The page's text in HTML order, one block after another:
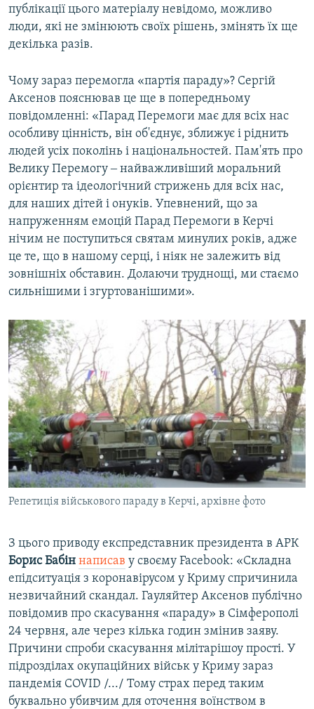
публікації цього матеріалу невідомо, можливо
люди, які не змінюють своїх рішень, змінять їх ще
декілька разів.
Чому зараз перемогла «партія параду»? Сергій
Аксенов пояснював це ще в попередньому
повідомленні: «Парад Перемоги має для всіх нас
особливу цінність, він об'єднує, зближує і ріднить
людей усіх поколінь і національностей. Пам'ять про
Велику Перемогу ‒ найважливіший моральний
орієнтир та ідеологічний стрижень для всіх нас,
для наших дітей і онуків. Упевнений, що за
напруженням емоцій Парад Перемоги в Керчі
нічим не поступиться святам минулих років, адже
це те, що в нашому серці, і ніяк не залежить від
зовнішніх обставин. Долаючи труднощі, ми стаємо
сильнішими і згуртованішими».
Репетиція військового параду в Керчі, архівне фото
З цього приводу експредставник президента в АРК
Борис Бабін написав у своєму Facebook: «Складна
епідситуація з коронавірусом у Криму спричинила
незвичайний скандал. Гауляйтер Аксенов публічно
повідомив про скасування «параду» в Сімферополі
24 червня, але через кілька годин змінив заяву.
Причини спроби скасування мілітарішоу прості. У
підрозділах окупаційних військ у Криму зараз
пандемія COVID /.../ Тому страх перед таким
буквально убивчим для оточення воїнством в